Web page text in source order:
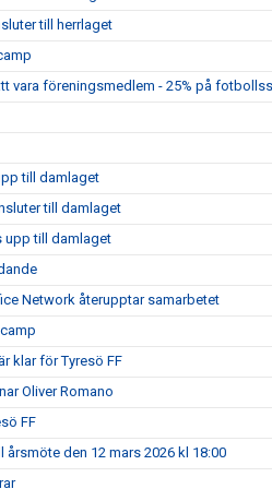
till herrlaget
vara föreningsmedlem - 25% på
till damlaget
till damlaget
upp till damlaget
Network återupptar samarbetet
klar för Tyresö FF
Oliver Romano
FF
årsmöte den 12 mars 2026 kl 18:00